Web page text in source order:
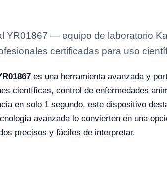
YR01867 — equipo de laboratorio
certificadas para uso
es una herramienta avanzada y
científicas, control de enfermedades
en solo 1 segundo, este dispositivo
avanzada lo convierten en una
precisos y fáciles de interpretar.